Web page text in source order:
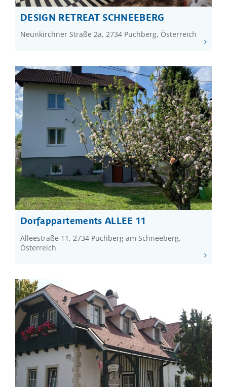
DESIGN RETREAT SCHNEEBERG
Neunkirchner Straße 2a, 2734 Puchberg, Österreich
Dorfappartements ALLEE 11
Alleestraße 11, 2734 Puchberg am Schneeberg,
Österreich